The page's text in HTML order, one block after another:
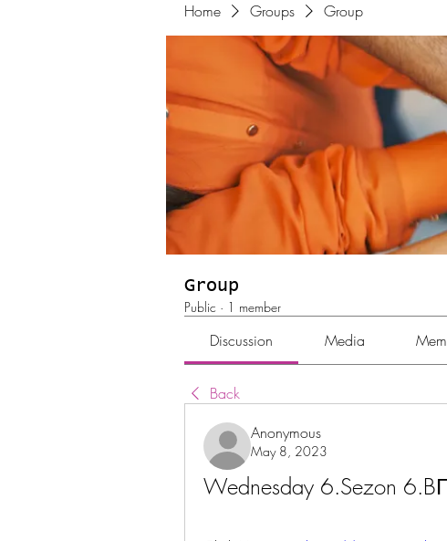
Home Groups Group
Group
Public · 1 member
Discussion Media
Back
Anonymous
May 8, 2023
Wednesday 6.Sezon